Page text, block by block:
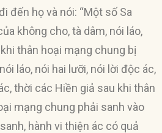
đến họ và nói: “Một số Sa
không cho, tà dâm, nói láo,
thân hoại mạng chung bị
láo, nói hai lưỡi, nói lời độc ác,
thời các Hiền giả sau khi thân
mạng chung phải sanh vào
hành vi thiện ác có quả